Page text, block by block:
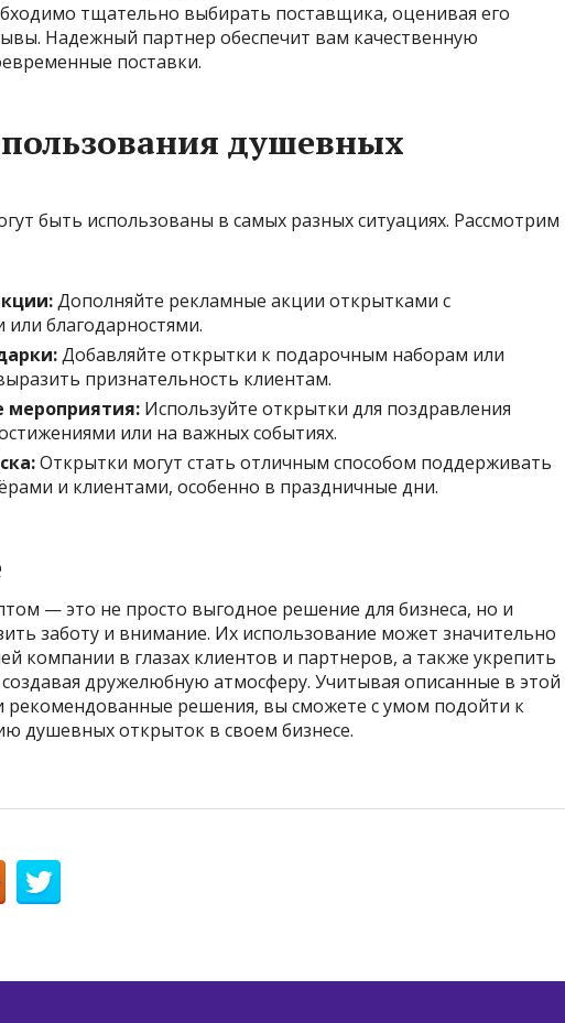
тщательно выбирать поставщика, оценивая его
Надежный партнер обеспечит вам качественную
поставки.
душевных
быть использованы в самых разных ситуациях. Рассмотрим
Дополняйте рекламные акции открытками с
благодарностями.
Добавляйте открытки к подарочным наборам или
признательность клиентам.
мероприятия: Используйте открытки для поздравления
или на важных событиях.
Открытки могут стать отличным способом поддерживать
и клиентами, особенно в праздничные дни.
— это не просто выгодное решение для бизнеса, но и
заботу и внимание. Их использование может значительно
компании в глазах клиентов и партнеров, а также укрепить
дружелюбную атмосферу. Учитывая описанные в этой
рекомендованные решения, вы сможете с умом подойти к
душевных открыток в своем бизнесе.